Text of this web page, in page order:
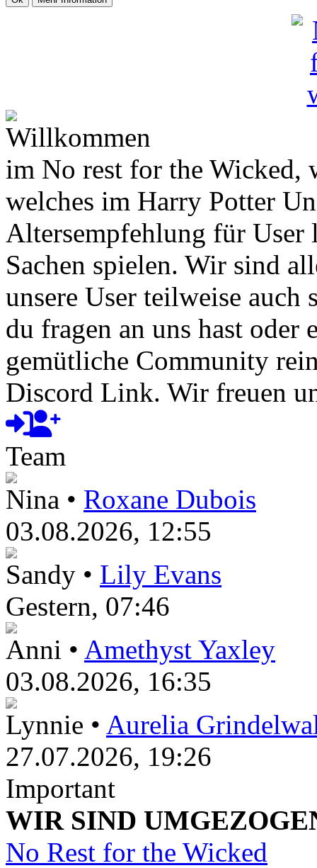
Willkommen
im No rest for the Wicked,
welches im Harry Potter
Altersempfehlung für User
Sachen spielen. Wir sind
unsere User teilweise
du fragen an uns hast oder
gemütliche Community
Discord Link. Wir freuen
Team
Nina • Roxane Dubois
03.08.2026, 12:55
Sandy • Lily Evans
Gestern, 07:46
Anni • Amethyst Yaxley
03.08.2026, 16:35
Lynnie • Aurelia
27.07.2026, 19:26
Important
WIR SIND
No Rest for the Wicked